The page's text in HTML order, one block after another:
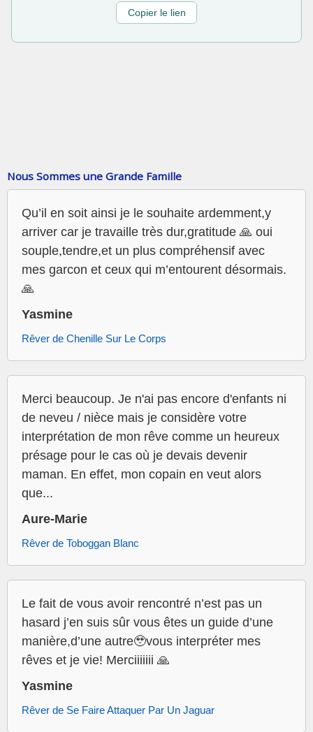
Copier le lien
Nous Sommes une Grande Famille
Qu’il en soit ainsi je le souhaite ardemment,y
arriver car je travaille très dur,gratitude 🙏 oui
souple,tendre,et un plus compréhensif avec
mes garcon et ceux qui m’entourent désormais.
🙏
Yasmine
Rêver de Chenille Sur Le Corps
Merci beaucoup. Je n'ai pas encore d'enfants ni
de neveu / nièce mais je considère votre
interprétation de mon rêve comme un heureux
présage pour le cas où je devais devenir
maman. En effet, mon copain en veut alors
que...
Aure-Marie
Rêver de Toboggan Blanc
Le fait de vous avoir rencontré n’est pas un
hasard j’en suis sûr vous êtes un guide d’une
manière,d’une autre🥹vous interpréter mes
rêves et je vie! Merciiiiiii 🙏
Yasmine
Rêver de Se Faire Attaquer Par Un Jaguar